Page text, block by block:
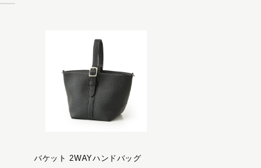
バケット 2WAYハンドバッグ